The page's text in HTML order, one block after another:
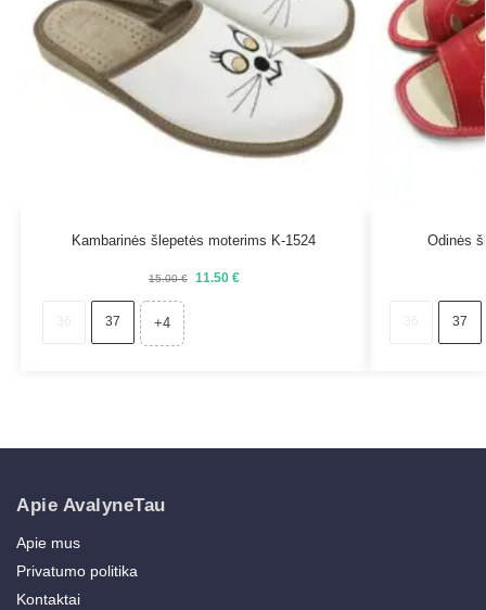
Kambarinės šlepetės moterims K-1524
15.00€ 11.50 €
37 +4
Odinės
37
Apie AvalyneTau
Apie mus
Privatumo politika
Kontaktai